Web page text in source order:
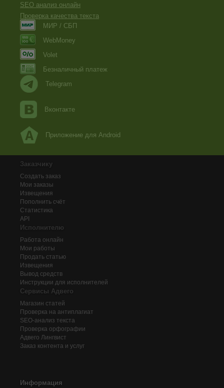
SEO анализ онлайн
Проверка качества текста
МИР / СБП
WebMoney
Volet
Безналичный платеж
Telegram
Вконтакте
Приложение для Android
Заказчику
Создать заказ
Мои заказы
Извещения
Пополнить счёт
Статистика
API
Исполнителю
Работа онлайн
Мои работы
Продать статью
Извещения
Вывод средств
Инструкции для исполнителей
Сервисы Адвего
Магазин статей
Проверка на антиплагиат
SEO-анализ текста
Проверка орфографии
Адвего Лингвист
Заказ контента и услуг
Информация